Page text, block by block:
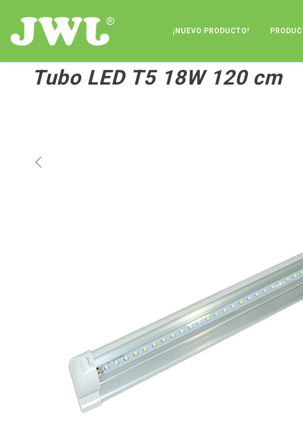
¡NUEVO PRODUCTO!
Tubo LED T5 18W 120 cm